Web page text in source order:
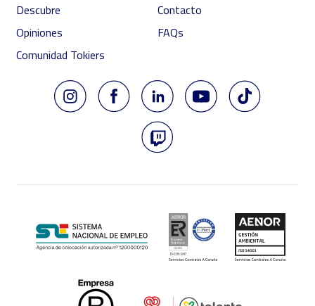
Descubre
Opiniones
Comunidad Tokiers
Contacto
FAQs